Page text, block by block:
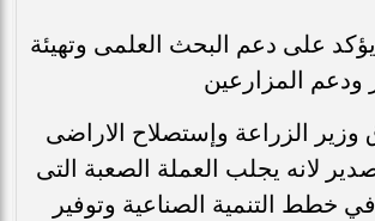
على دعم البحث العلمى وتهيئة
ودعم المزارعين
وزير الزراعة وإستصلاح الاراضى
لانه يجلب العملة الصعبة التى
خطط التنمية الصناعية وتوفير